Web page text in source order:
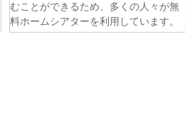
むことができるため、多くの人々が無
料ホームシアターを利用しています。